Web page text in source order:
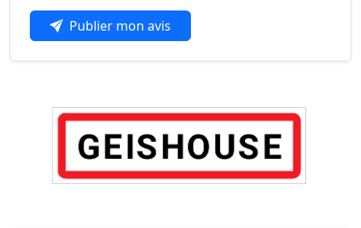
Publier mon avis